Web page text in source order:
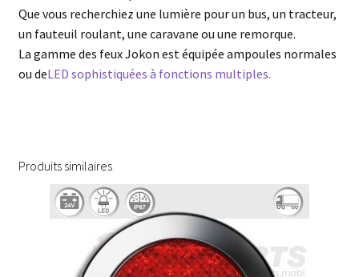
Que vous recherchiez une lumière pour un bus, un tracteur,
un fauteuil roulant, une caravane ou une remorque.
La gamme des feux Jokon est équipée ampoules normales
ou deLED sophistiquées à fonctions multiples.
Produits similaires